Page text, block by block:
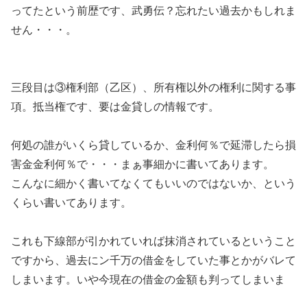
ってたという前歴です、武勇伝？忘れたい過去かもしれま
せん・・・。
三段目は③権利部（乙区）、所有権以外の権利に関する事
項。抵当権です、要は金貸しの情報です。
何処の誰がいくら貸しているか、金利何％で延滞したら損
害金金利何％で・・・まぁ事細かに書いてあります。
こんなに細かく書いてなくてもいいのではないか、という
くらい書いてあります。
これも下線部が引かれていれば抹消されているということ
ですから、過去にン千万の借金をしていた事とかがバレて
しまいます。いや今現在の借金の金額も判ってしまいま